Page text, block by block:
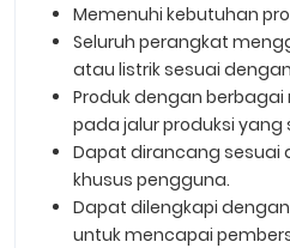
Memenuhi kebutuhan
Seluruh perangkat
atau listrik sesuai
Produk dengan
pada jalur produksi yang
Dapat dirancang sesuai
khusus pengguna.
Dapat dilengkapi
untuk mencapai